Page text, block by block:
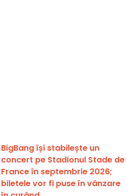
BigBang își stabilește un
concert pe Stadionul Stade de
France în septembrie 2026;
biletele vor fi puse în vânzare